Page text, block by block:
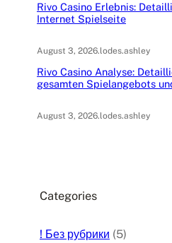
Rivo Casino Erlebnis:
Internet Spielseite
August 3, 2026.lodes.ashley
Rivo Casino Analyse:
gesamten Spielangebots
August 3, 2026.lodes.ashley
Categories
! Без рубрики (5)